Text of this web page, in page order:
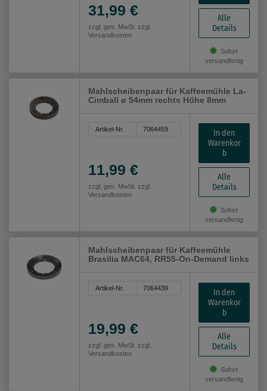
31,99 €
zzgl. ges. MwSt. zzgl.
Versandkosten
Alle
Details
Sofort
versandfertig
Mahlscheibenpaar für Kaffeemühle La-
Cimbali ø 54mm rechts Höhe 8mm
Artikel-Nr. 7064459
11,99 €
zzgl. ges. MwSt. zzgl.
Versandkosten
In den
Warenkor
b
Alle
Details
Sofort
versandfertig
Mahlscheibenpaar für Kaffeemühle
Brasilia MAC64, RR55-On-Demand links
Artikel-Nr. 7064439
19,99 €
zzgl. ges. MwSt. zzgl.
Versandkosten
In den
Warenkor
b
Alle
Details
Sofort
versandfertig